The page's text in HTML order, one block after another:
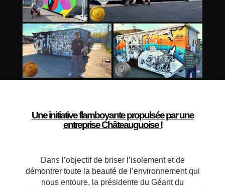
Une initiative flamboyante propulsée par une
entreprise Châteauguoise !
Dans l’objectif de briser l’isolement et de
démontrer toute la beauté de l’environnement qui
nous entoure, la présidente du Géant du